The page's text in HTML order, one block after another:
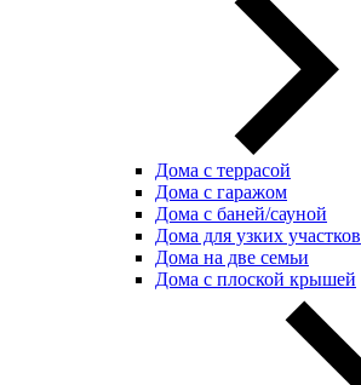
Дома с террасой
Дома с гаражом
Дома с баней/сауной
Дома для узких участков
Дома на две семьи
Дома с плоской крышей